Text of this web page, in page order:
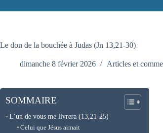
Le don de la bouchée à Judas (Jn 13,21-30)
dimanche 8 février 2026 Articles et
SOMMAIRE
L’un de vous me livrera (13,21-25)
Celui que Jésus aimait